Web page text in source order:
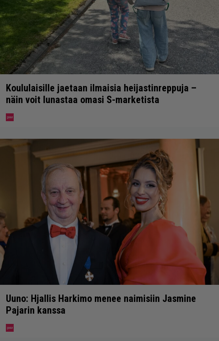
Koululaisille jaetaan ilmaisia heijastinreppuja –
näin voit lunastaa omasi S-marketista
Uuno: Hjallis Harkimo menee naimisiin Jasmine
Pajarin kanssa